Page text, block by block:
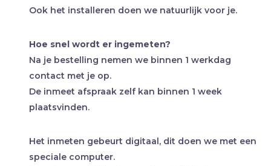
Ook het installeren doen we natuurlijk voor je.
Hoe snel wordt er ingemeten?
Na je bestelling nemen we binnen 1 werkdag
contact met je op.
De inmeet afspraak zelf kan binnen 1 week
plaatsvinden.
Het inmeten gebeurt digitaal, dit doen we met een
speciale computer.